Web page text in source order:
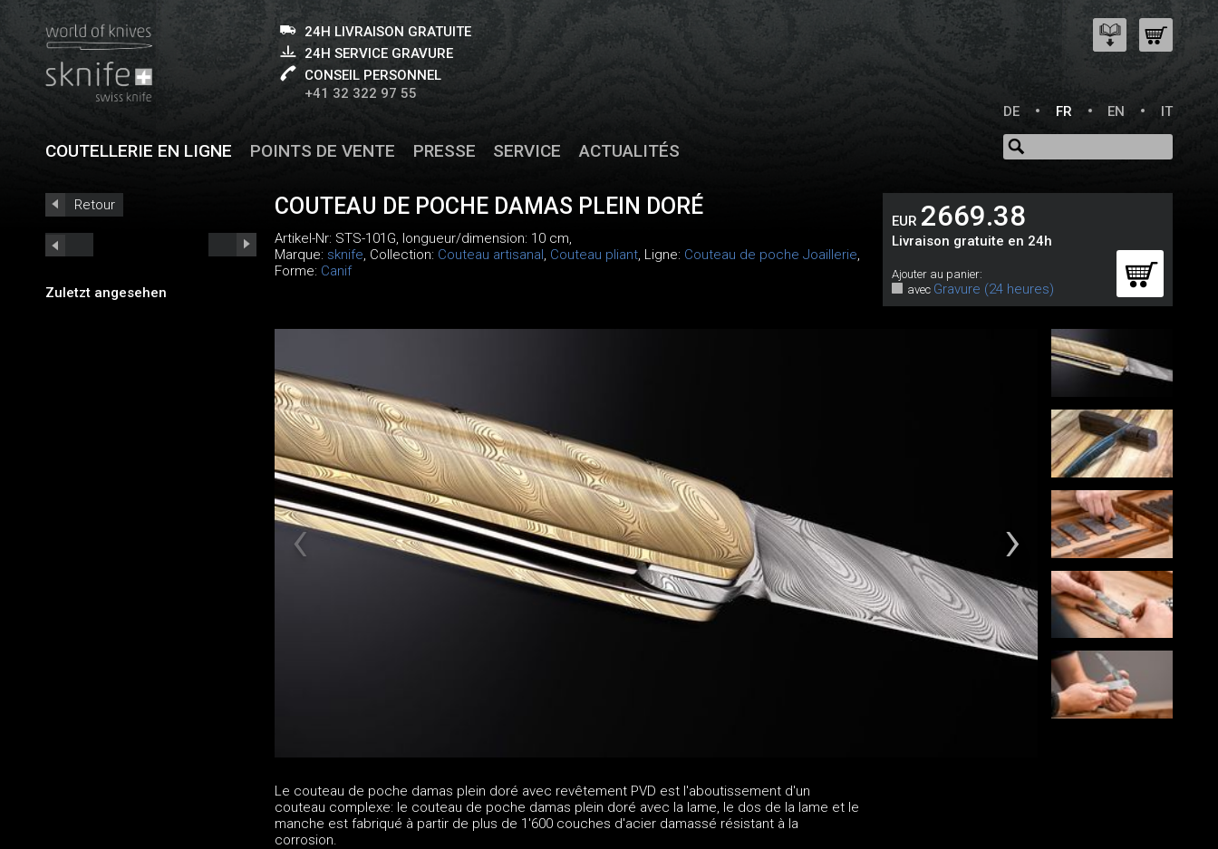
24H LIVRAISON GRATUITE
24H SERVICE GRAVURE
CONSEIL PERSONNEL
+41 32 322 97 55
DE
FR EN IT
COUTELLERIE EN LIGNE POINTS DE VENTE PRESSE SERVICE ACTUALITÉS
Retour
Zuletzt angesehen
COUTEAU DE POCHE DAMAS PLEIN DORÉ
Artikel-Nr: STS-101G, longueur/dimension: 10 cm,
Marque: sknife, Collection: Couteau artisanal, Couteau pliant, Ligne: Couteau de poche Joaillerie,
Forme: Canif
EUR 2669.38
Livraison gratuite en 24h
Ajouter au panier:
avec Gravure (24 heures)
Le couteau de poche damas plein doré avec revêtement PVD est l'aboutissement d'un
couteau complexe: le couteau de poche damas plein doré avec la lame, le dos de la lame et le
manche est fabriqué à partir de plus de 1'600 couches d'acier damassé résistant à la
corrosion.